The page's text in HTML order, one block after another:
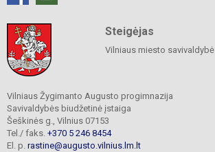
Steigėjas
Vilniaus miesto savivaldybė
Vilniaus Žygimanto Augusto progimnazija
Savivaldybės biudžetinė įstaiga
Šeškinės g., Vilnius 07153
Tel./ faks. +370 5 246 8454
El. p. rastine@augusto.vilnius.lm.lt